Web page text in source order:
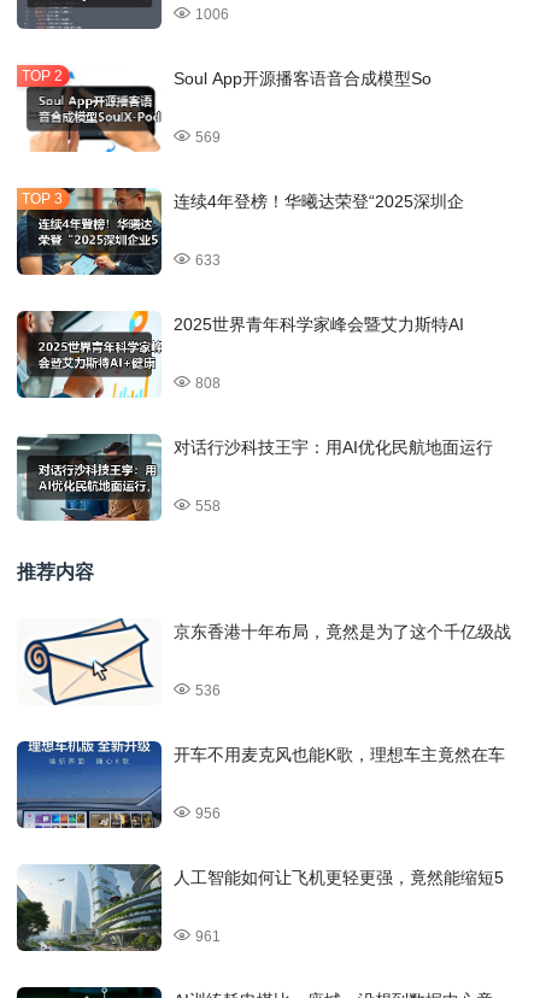
1006
Soul App开源播客语音合成模型So
569
连续4年登榜！华曦达荣登“2025深圳企
633
2025世界青年科学家峰会暨艾力斯特AI
808
对话行沙科技王宇：用AI优化民航地面运行
558
推荐内容
京东香港十年布局，竟然是为了这个千亿级战
536
开车不用麦克风也能K歌，理想车主竟然在车
956
人工智能如何让飞机更轻更强，竟然能缩短5
961